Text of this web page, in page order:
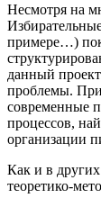
Несмотря на
примере…)
данный
проблемы.
современные
процессов,
организации
Как и в
теоретико-